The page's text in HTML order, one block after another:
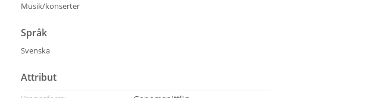
Musik/konserter
Språk
Svenska
Attribut